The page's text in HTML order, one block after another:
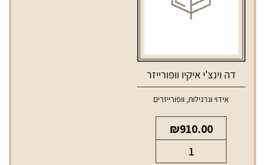
דה וינצ'י איקיו וופורייזר
אידוי ונרגילות, וופורייזרים
₪910.00